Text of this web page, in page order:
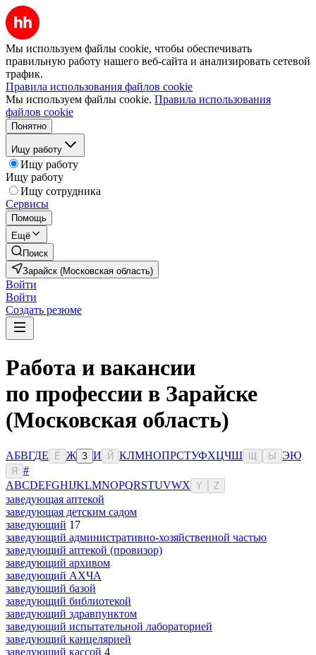
Мы используем файлы cookie, чтобы обеспечивать
правильную работу нашего веб-сайта и анализировать сетевой
трафик.
Правила использования файлов cookie
Мы используем файлы cookie. Правила использования
файлов cookie
Понятно
Ищу работу
Ищу работу
Ищу работу
Ищу сотрудника
Сервисы
Помощь
Ещё
Поиск
Зарайск (Московская область)
Войти
Войти
Создать резюме
Работа и вакансии
по профессии в Зарайске
(Московская область)
АБВГДЕ Ё Ж З И Й КЛМНОПРСТУФХЦЧШ Ы ЭЮ
Я
#
ABCDEFGHIJKLMNOPQRSTUVWX Y Z
заведующая аптекой
заведующая детским садом
заведующий 17
заведующий административно-хозяйственной частью
заведующий аптекой (провизор)
заведующий архивом
заведующий АХЧА
заведующий базой
заведующий библиотекой
заведующий здравпунктом
заведующий испытательной лабораторией
заведующий канцелярией
заведующий кассой 4